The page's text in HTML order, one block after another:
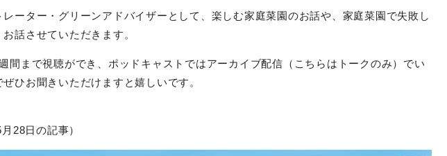
ーター・グリーンアドバイザーとして、楽しむ家庭菜園のお話や、家庭菜園で失敗し
話させていただきます。
間まで視聴ができ、ポッドキャストではアーカイブ配信（こちらはトークのみ）でい
ひお聞きいただけますと嬉しいです。
月28日の記事）